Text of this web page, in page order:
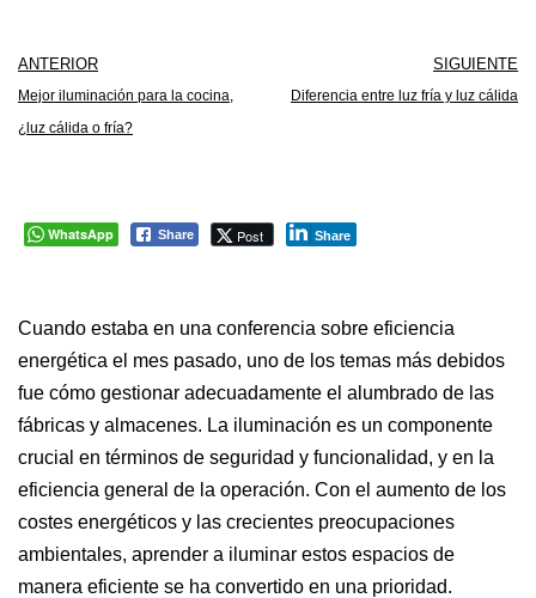
ANTERIOR
Mejor iluminación para la cocina,
¿luz cálida o fría?
SIGUIENTE
Diferencia entre luz fría y luz cálida
WhatsApp Share Post Share
Cuando estaba en una conferencia sobre eficiencia
energética el mes pasado, uno de los temas más debidos
fue cómo gestionar adecuadamente el alumbrado de las
fábricas y almacenes. La iluminación es un componente
crucial en términos de seguridad y funcionalidad, y en la
eficiencia general de la operación. Con el aumento de los
costes energéticos y las crecientes preocupaciones
ambientales, aprender a iluminar estos espacios de
manera eficiente se ha convertido en una prioridad.